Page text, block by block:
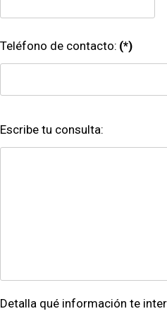
Teléfono de contacto: (*)
Escribe tu consulta:
Detalla qué información te